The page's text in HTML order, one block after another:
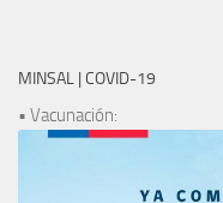
MINSAL | COVID-19
• Vacunación: